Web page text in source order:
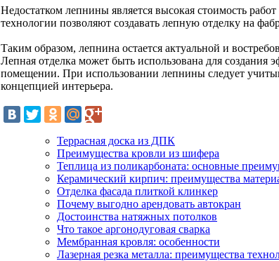
Недостатком лепнины является высокая стоимость
технологии позволяют создавать лепную отделку на
Таким образом, лепнина остается актуальной и
Лепная отделка может быть использована для создания
помещении. При использовании лепнины следует
концепцией интерьера.
Террасная доска из ДПК
Преимущества кровли из шифера
Теплица из поликарбоната: основные
Керамический кирпич: преимущества
Отделка фасада плиткой клинкер
Почему выгодно арендовать автокран
Достоинства натяжных потолков
Что такое аргонодуговая сварка
Мембранная кровля: особенности
Лазерная резка металла: преимущества